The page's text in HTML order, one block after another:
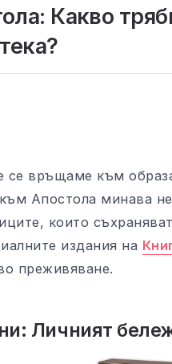
Какво
се връщаме към
Апостола минава
които
издания на
преживяване.
Личният